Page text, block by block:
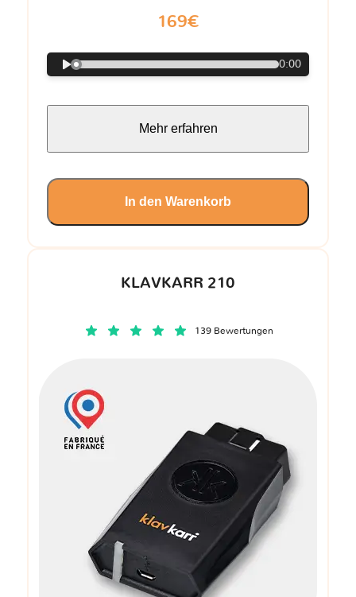
KLAVKARR 210
139 Bewertungen
169€
0:00
Mehr erfahren
In den Warenkorb